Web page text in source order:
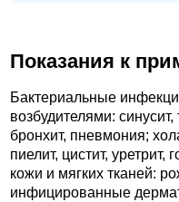
Показания к
Бактериальные
возбудителями:
бронхит, пневмония;
пиелит, цистит,
кожи и мягких тканей:
инфицированные